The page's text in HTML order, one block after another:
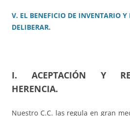
V. EL BENEFICIO DE INVENTARIO Y
DELIBERAR.
I. ACEPTACIÓN Y
HERENCIA.
Nuestro C.C. las regula en gran